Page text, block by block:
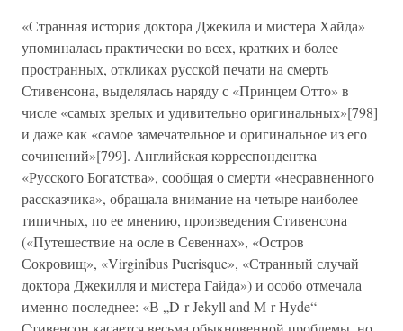
«Странная история доктора Джекила и мистера Хайда»
упоминалась практически во всех, кратких и более
пространных, откликах русской печати на смерть
Стивенсона, выделялась наряду с «Принцем Отто» в
числе «самых зрелых и удивительно оригинальных»[798]
и даже как «самое замечательное и оригинальное из его
сочинений»[799]. Английская корреспондентка
«Русского Богатства», сообщая о смерти «несравненного
рассказчика», обращала внимание на четыре наиболее
типичных, по ее мнению, произведения Стивенсона
(«Путешествие на осле в Севеннах», «Остров
Сокровищ», «Virginibus Puerisque», «Странный случай
доктора Джекилля и мистера Гайда») и особо отмечала
именно последнее: «В „D-r Jekyll and M-r Hyde“